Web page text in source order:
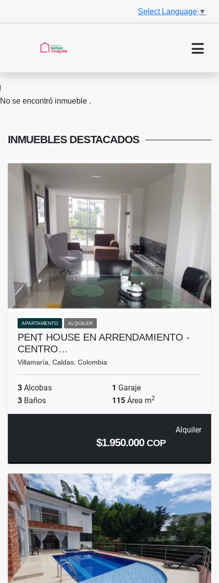
Select Language ▼
No se encontró inmueble .
INMUEBLES DESTACADOS
APARTAMENTO ALQUILER
PENT HOUSE EN ARRENDAMIENTO -
CENTRO…
Villamaría, Caldas, Colombia
3 Alcobas 1 Garaje
3 Baños 115 Área m2
Alquiler
$1.950.000COP